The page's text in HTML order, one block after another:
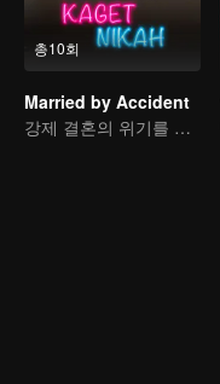
총10회
Married by Accident
강제 결혼의 위기를 넘을 수 있을까?